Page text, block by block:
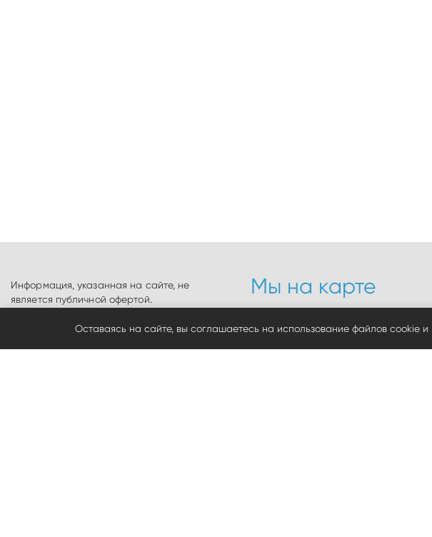
Информация, указанная на сайте, не
является публичной офертой.
характеристиках товаров, указанная на
Мы на карте
ул. Семиреченская, 93 А
Оставаясь на сайте, вы соглашаетесь на использование файлов cookie